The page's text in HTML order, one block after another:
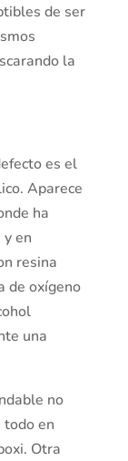
de ser
la
es el
Aparece
ha
en
resina
de oxígeno
una
no
en
Otra